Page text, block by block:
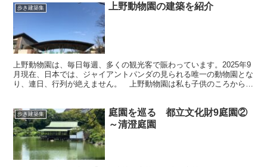
歩き建築集 上野動物園の建築を紹介
上野動物園は、毎日毎週、多くの観光客で賑わっています。2025年9
月現在、日本では、ジャイアントパンダの見られる唯一の動物園とな
り、連日、行列が絶えません。 上野動物園は私も子供のころからよ
歩き建築集
庭園を巡る 都立文化財9庭園②
～清澄庭園